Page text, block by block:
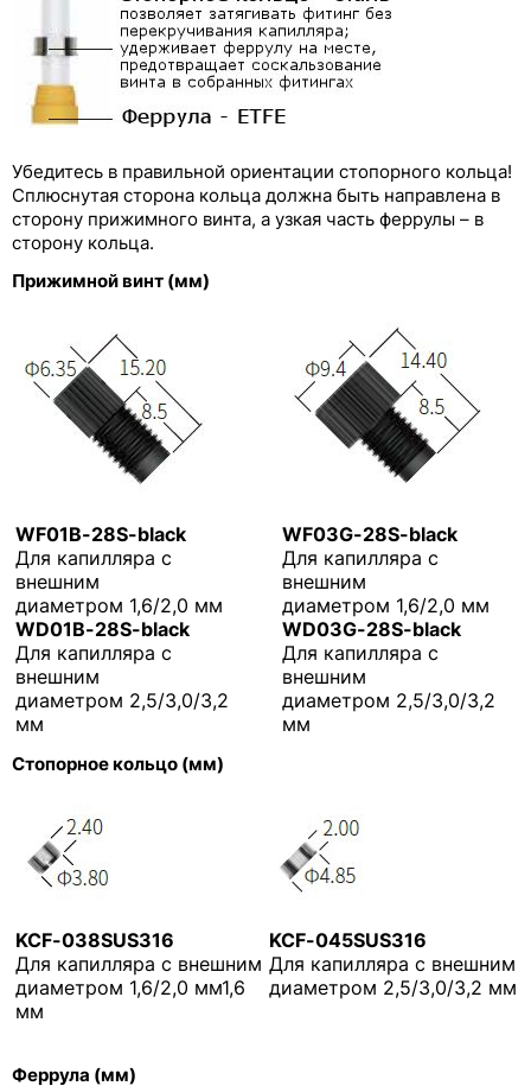
Убедитесь в правильной ориентации стопорного кольца!
Сплюснутая сторона кольца должна быть направлена в
сторону прижимного винта, а узкая часть феррулы – в
сторону кольца.
Прижимной винт (мм)
WF01B-28S-black
Для капилляра с
внешним
диаметром 1,6/2,0 мм
WD01B-28S-black
Для капилляра с
внешним
диаметром 2,5/3,0/3,2
мм
WF03G-28S-black
Для капилляра с
внешним
диаметром 1,6/2,0 мм
WD03G-28S-black
Для капилляра с
внешним
диаметром 2,5/3,0/3,2
мм
Стопорное кольцо (мм)
KCF-038SUS316
Для капилляра с внешним
диаметром 1,6/2,0 мм1,6
мм
KCF-045SUS316
Для капилляра с внешним
диаметром 2,5/3,0/3,2 мм
Феррула (мм)